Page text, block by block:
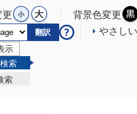
背景色変更
翻訳 やさし
示
索
索